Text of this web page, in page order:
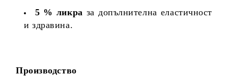
5 % ликра за допълнителна еластичност
и здравина.
Производство